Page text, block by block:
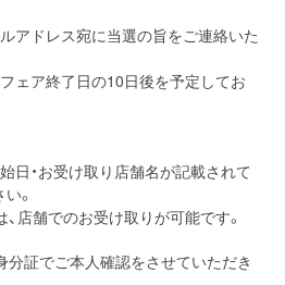
アドレス宛に当選の旨をご連絡いた
ェア終了日の10日後を予定してお
日・お受け取り店舗名が記載されて
。
店舗でのお受け取りが可能です。
分証でご本人確認をさせていただき